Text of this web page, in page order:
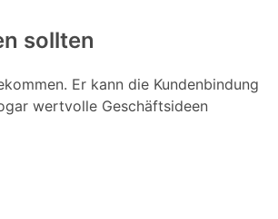
sollten
Er kann die Kundenbindung
wertvolle Geschäftsideen